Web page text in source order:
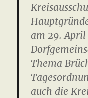
am 29.
Thema
auch die